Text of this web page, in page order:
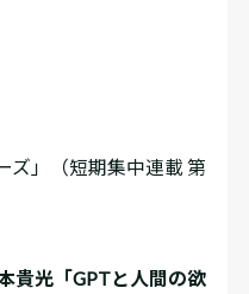
ズ」（短期集中連載 第
貴光「GPTと人間の欲